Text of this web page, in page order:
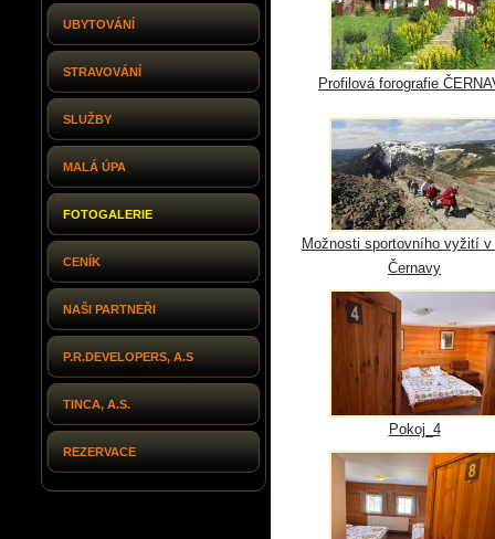
UBYTOVÁNÍ
STRAVOVÁNÍ
SLUŽBY
MALÁ ÚPA
FOTOGALERIE
CENÍK
NAŠI PARTNEŘI
P.R.DEVELOPERS, A.S
TINCA, A.S.
REZERVACE
Profilová forografie
Možnosti sportovního vyžití
Černavy
Pokoj_4